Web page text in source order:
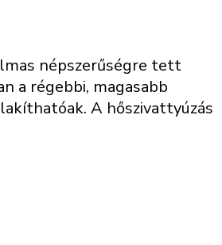
népszerűségre tett
a régebbi, magasabb
A hőszivattyúzás